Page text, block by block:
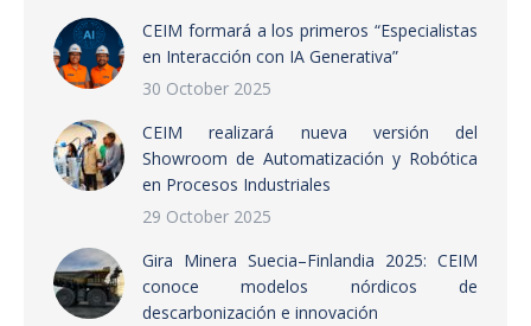
CEIM formará a los primeros “Especialistas
en Interacción con IA Generativa”
30 October 2025
CEIM realizará nueva versión del
Showroom de Automatización y Robótica
en Procesos Industriales
29 October 2025
Gira Minera Suecia–Finlandia 2025: CEIM
conoce modelos nórdicos de
descarbonización e innovación